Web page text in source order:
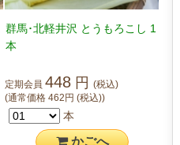
群馬･北軽井沢 とうもろこし 1
本
定期会員 448 円 (税込)
(通常価格 462 円 (税込))
本
かごへ